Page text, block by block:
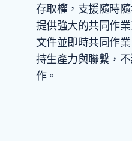
存取權，支援隨時
提供強大的共同作
文件並即時共同作
持生產力與聯繫，
作。